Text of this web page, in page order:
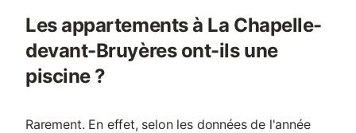
Les appartements à La Chapelle-
devant-Bruyères ont-ils une
piscine ?
Rarement. En effet, selon les données de l'année